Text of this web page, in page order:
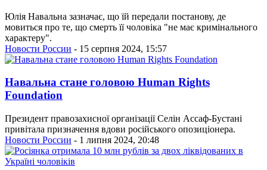
Юлія Навальна зазначає, що їй передали постанову, де
мовиться про те, що смерть її чоловіка "не має кримінального
характеру".
Новости России - 15 серпня 2024, 15:57
Навальна стане головою Human Rights
Foundation
Президент правозахисної організації Селін Ассаф-Бустані
привітала призначення вдови російського опозиціонера.
Новости России - 1 липня 2024, 20:48